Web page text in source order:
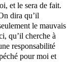
et le sera de fait.
dira qu’il
le mauvais
qu’il cherche à
responsabilité
pour moi et